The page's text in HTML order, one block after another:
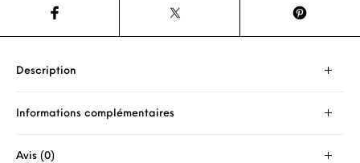
Description
Informations complémentaires
Avis (0)